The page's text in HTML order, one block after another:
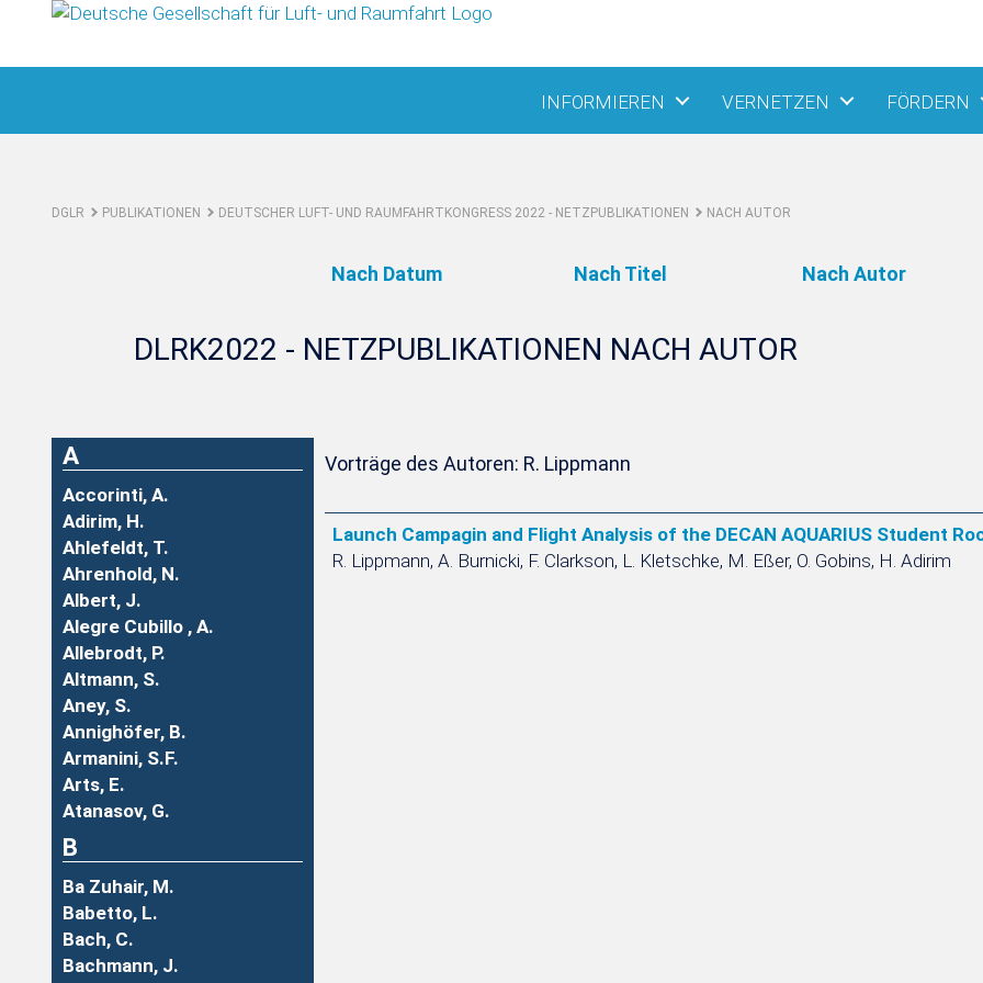
INFORMIEREN VERNETZEN FÖRDERN
DGLR PUBLIKATIONEN DEUTSCHER LUFT- UND RAUMFAHRTKONGRESS 2022 - NETZPUBLIKATIONEN NACH AUTOR
Nach Datum Nach Titel Nach Autor
DLRK2022 - NETZPUBLIKATIONEN NACH AUTOR
A
Accorinti, A.
Adirim, H.
Ahlefeldt, T.
Ahrenhold, N.
Albert, J.
Alegre Cubillo , A.
Allebrodt, P.
Altmann, S.
Aney, S.
Annighöfer, B.
Armanini, S.F.
Arts, E.
Atanasov, G.
B
Ba Zuhair, M.
Babetto, L.
Bach, C.
Bachmann, J.
Vorträge des Autoren: R. Lippmann
Launch Campagin and Flight Analysis of the DECAN AQUARIUS Student
R. Lippmann, A. Burnicki, F. Clarkson, L. Kletschke, M. Eßer, O. Gobins, H. Adirim